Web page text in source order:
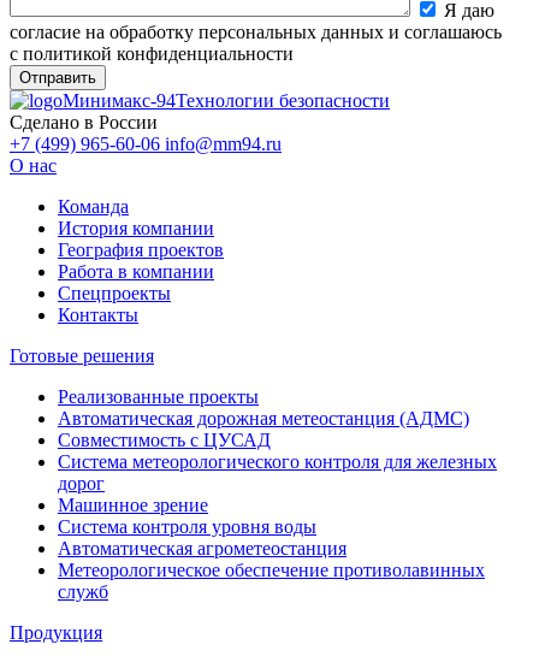
Я даю
согласие на обработку персональных данных и соглашаюсь
с политикой конфиденциальности
Минимакс-94Технологии безопасности
Сделано в России
+7 (499) 965-60-06 info@mm94.ru
О нас
Команда
История компании
География проектов
Работа в компании
Спецпроекты
Контакты
Готовые решения
Реализованные проекты
Автоматическая дорожная метеостанция (АДМС)
Совместимость с ЦУСАД
Система метеорологического контроля для железных
дорог
Машинное зрение
Система контроля уровня воды
Автоматическая агрометеостанция
Метеорологическое обеспечение противолавинных
служб
Продукция